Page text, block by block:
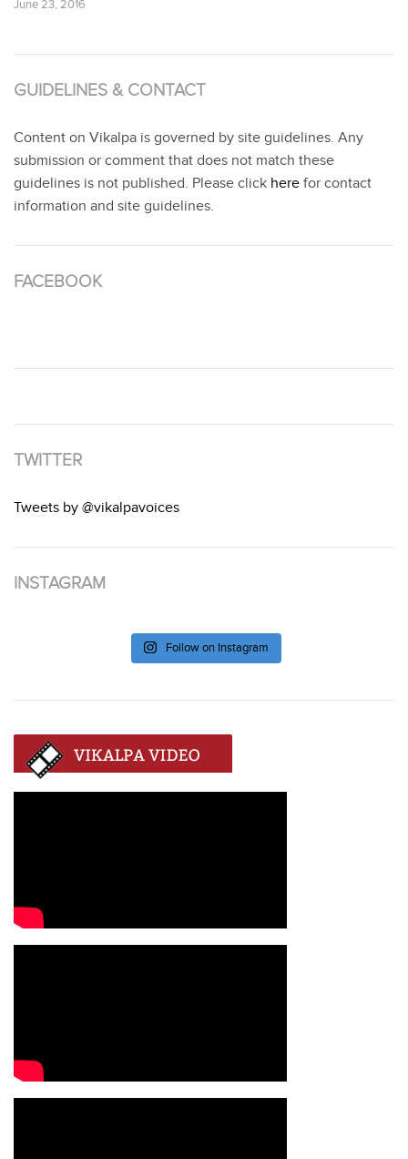
June 23, 2016
GUIDELINES & CONTACT
Content on Vikalpa is governed by site guidelines. Any
submission or comment that does not match these
guidelines is not published. Please click here for contact
information and site guidelines.
FACEBOOK
TWITTER
Tweets by @vikalpavoices
INSTAGRAM
Follow on Instagram